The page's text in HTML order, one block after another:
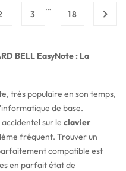
3
…
18 
BELL EasyNote : La
très populaire en son temps,
de base.
sur le clavier
fréquent. Trouver un
compatible est
en parfait état de